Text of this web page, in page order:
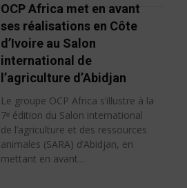
OCP Africa met en avant
ses réalisations en Côte
d’Ivoire au Salon
international de
l’agriculture d’Abidjan
Le groupe OCP Africa s’illustre à la
7ᵉ édition du Salon international
de l’agriculture et des ressources
animales (SARA) d’Abidjan, en
mettant en avant...